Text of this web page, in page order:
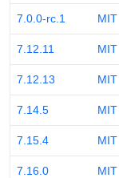
7.0.0-rc.1 MIT
7.12.11 MIT
7.12.13 MIT
7.14.5 MIT
7.15.4 MIT
7.16.0 MIT